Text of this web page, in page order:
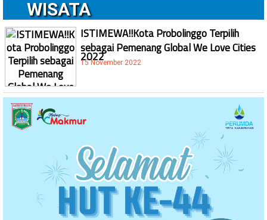
WISATA
ISTIMEWA!!Kota Probolinggo Terpilih
sebagai Pemenang Global We Love Cities
2022
15 November 2022